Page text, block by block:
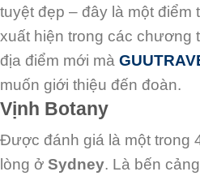
tuyệt đẹp – đây là một điểm
xuất hiện trong các chương
địa điểm mới mà
muốn giới thiệu đến đoàn.
Vịnh Botany
Được đánh giá là một trong
lòng ở Sydney. Là bến